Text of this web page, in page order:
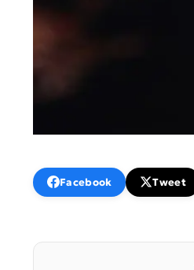
Facebook Tweet